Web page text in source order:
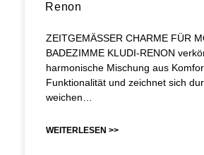
Renon
ZEITGEMÄSSER CHARME FÜR
BADEZIMME KLUDI-RENON
harmonische Mischung aus
Funktionalität und zeichnet sich
weichen…
WEITERLESEN >>